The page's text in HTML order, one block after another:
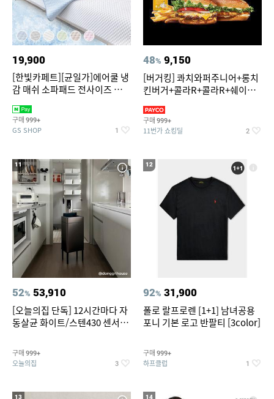
19,900
[한빛카페트][균일가]에어쿨 냉
감 매쉬 소파패드 전사이즈 균일
구매 999+
GS SHOP 1
48% 9,150
[버거킹] 콰치와퍼주니어+롱치
킨버거+콜라R+콜라R+쉐이킹
구매 999+
11번가 쇼킹딜 2
11
52% 53,910
[오늘의집 단독] 12시간마다 자
동살균 화이트/스텐430 센서휴
구매 999+
오늘의집 3
12
92% 31,900
폴로 랄프로렌 [1+1] 남녀공용
포니 기본 로고 반팔티 [3color]
구매 999+
하프클럽 1
13 14